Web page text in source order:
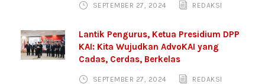
SEPTEMBER 27, 2024 REDAKSI
Lantik Pengurus, Ketua Presidium DPP
KAI: Kita Wujudkan AdvoKAI yang
Cadas, Cerdas, Berkelas
SEPTEMBER 27, 2024 REDAKSI